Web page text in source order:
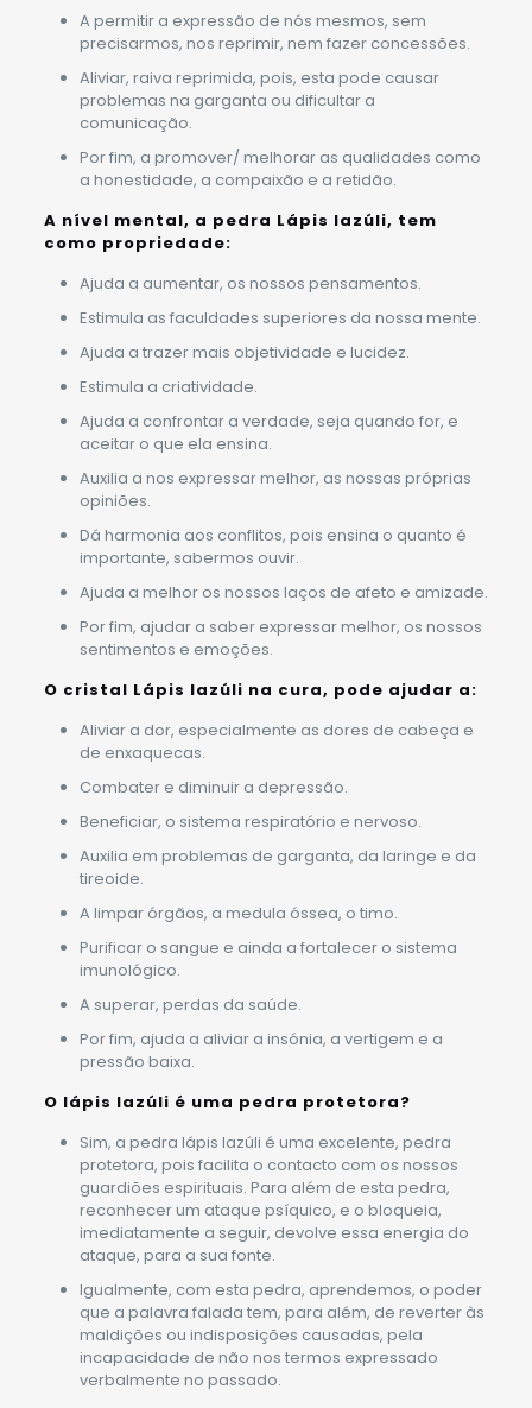
A permitir a expressão de nós mesmos, sem
precisarmos, nos reprimir, nem fazer concessões.
Aliviar, raiva reprimida, pois, esta pode causar
problemas na garganta ou dificultar a
comunicação.
Por fim, a promover/ melhorar as qualidades como
a honestidade, a compaixão e a retidão.
A nível mental, a pedra Lápis lazúli, tem
como propriedade:
Ajuda a aumentar, os nossos pensamentos.
Estimula as faculdades superiores da nossa mente.
Ajuda a trazer mais objetividade e lucidez.
Estimula a criatividade.
Ajuda a confrontar a verdade, seja quando for, e
aceitar o que ela ensina.
Auxilia a nos expressar melhor, as nossas próprias
opiniões.
Dá harmonia aos conflitos, pois ensina o quanto é
importante, sabermos ouvir.
Ajuda a melhor os nossos laços de afeto e amizade.
Por fim, ajudar a saber expressar melhor, os nossos
sentimentos e emoções.
O cristal Lápis lazúli na cura, pode ajudar a:
Aliviar a dor, especialmente as dores de cabeça e
de enxaquecas.
Combater e diminuir a depressão.
Beneficiar, o sistema respiratório e nervoso.
Auxilia em problemas de garganta, da laringe e da
tireoide.
A limpar órgãos, a medula óssea, o timo.
Purificar o sangue e ainda a fortalecer o sistema
imunológico.
A superar, perdas da saúde.
Por fim, ajuda a aliviar a insónia, a vertigem e a
pressão baixa.
O lápis lazúli é uma pedra protetora?
Sim, a pedra lápis lazúli é uma excelente, pedra
protetora, pois facilita o contacto com os nossos
guardiões espirituais. Para além de esta pedra,
reconhecer um ataque psíquico, e o bloqueia,
imediatamente a seguir, devolve essa energia do
ataque, para a sua fonte.
Igualmente, com esta pedra, aprendemos, o poder
que a palavra falada tem, para além, de reverter às
maldições ou indisposições causadas, pela
incapacidade de não nos termos expressado
verbalmente no passado.